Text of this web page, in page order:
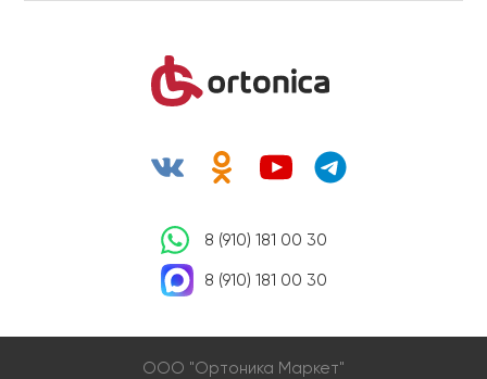
8 (910) 181 00 30
8 (910) 181 00 30
OOO "Ортоника Маркет"